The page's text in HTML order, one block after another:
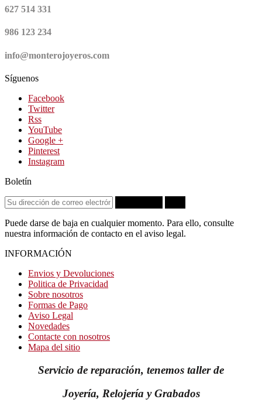
627 514 331
986 123 234
info@monterojoyeros.com
Síguenos
Facebook
Twitter
Rss
YouTube
Google +
Pinterest
Instagram
Boletín
Puede darse de baja en cualquier momento. Para ello, consulte
nuestra información de contacto en el aviso legal.
INFORMACIÓN
Envios y Devoluciones
Politica de Privacidad
Sobre nosotros
Formas de Pago
Aviso Legal
Novedades
Contacte con nosotros
Mapa del sitio
Servicio de reparación, tenemos taller de
Joyería, Relojería y Grabados